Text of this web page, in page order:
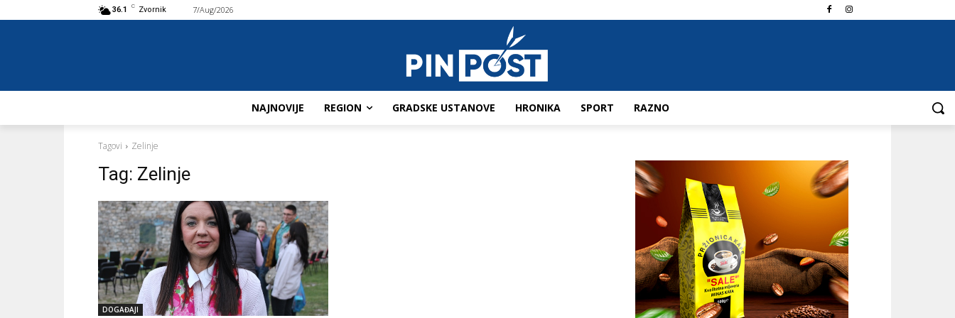
36.1 C Zvornik 7/Aug/2026
NAJNOVIJE REGION GRADSKE USTANOVE HRONIKA SPORT RAZNO
Tagovi Zelinje
Tag: Zelinje
DOGAĐAJI